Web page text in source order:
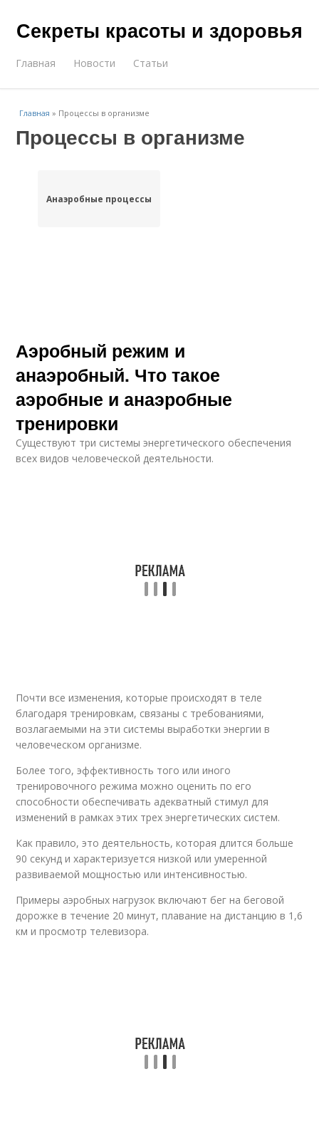
Секреты красоты и здоровья
Главная Новости Статьи
Главная » Процессы в организме
Процессы в организме
Анаэробные процессы
Аэробный режим и
анаэробный. Что такое
аэробные и анаэробные
тренировки
Существуют три системы энергетического обеспечения
всех видов человеческой деятельности.
Почти все изменения, которые происходят в теле
благодаря тренировкам, связаны с требованиями,
возлагаемыми на эти системы выработки энергии в
человеческом организме.
Более того, эффективность того или иного
тренировочного режима можно оценить по его
способности обеспечивать адекватный стимул для
изменений в рамках этих трех энергетических систем.
Как правило, это деятельность, которая длится больше
90 секунд и характеризуется низкой или умеренной
развиваемой мощностью или интенсивностью.
Примеры аэробных нагрузок включают бег на беговой
дорожке в течение 20 минут, плавание на дистанцию в 1,6
км и просмотр телевизора.